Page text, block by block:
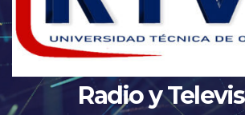
Radio y